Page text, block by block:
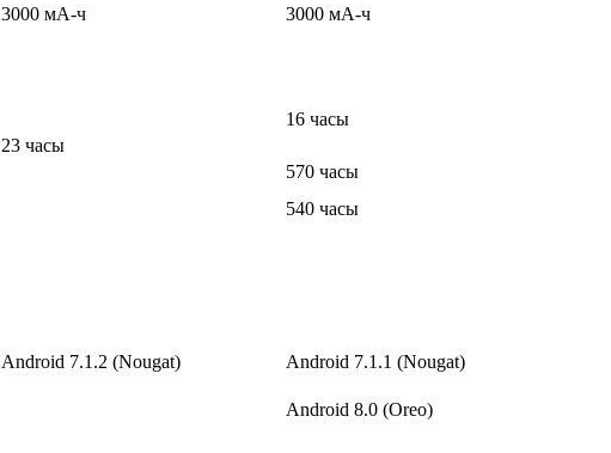
3000 мА-ч
3000 мА-ч
16 часы
23 часы
570 часы
540 часы
Android 7.1.2 (Nougat)
Android 7.1.1 (Nougat)
Android 8.0 (Oreo)